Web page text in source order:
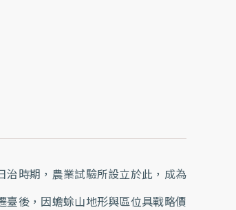
時期，農業試驗所設立於此，成為
後，因蟾蜍山地形與區位具戰略價